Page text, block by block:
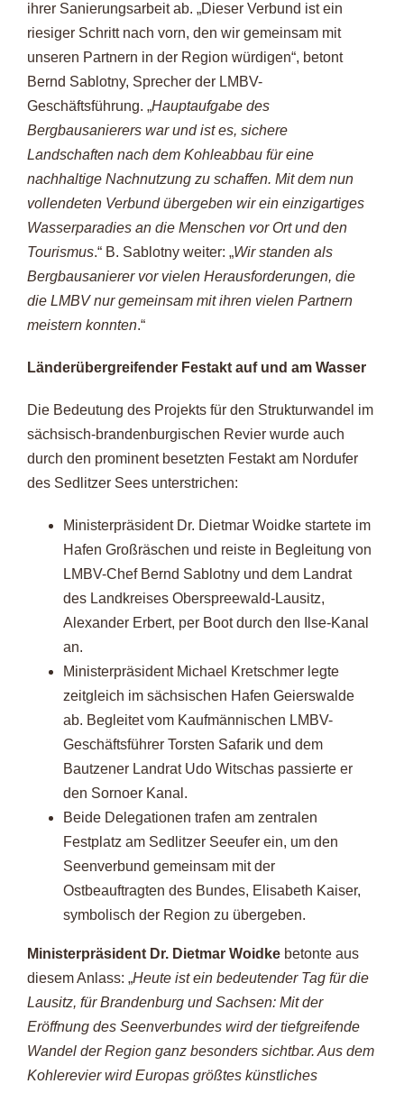
ihrer Sanierungsarbeit ab. „Dieser Verbund ist ein
riesiger Schritt nach vorn, den wir gemeinsam mit
unseren Partnern in der Region würdigen“, betont
Bernd Sablotny, Sprecher der LMBV-
Geschäftsführung. „Hauptaufgabe des
Bergbausanierers war und ist es, sichere
Landschaften nach dem Kohleabbau für eine
nachhaltige Nachnutzung zu schaffen. Mit dem nun
vollendeten Verbund übergeben wir ein einzigartiges
Wasserparadies an die Menschen vor Ort und den
Tourismus.“ B. Sablotny weiter: „Wir standen als
Bergbausanierer vor vielen Herausforderungen, die
die LMBV nur gemeinsam mit ihren vielen Partnern
meistern konnten.“
Länderübergreifender Festakt auf und am Wasser
Die Bedeutung des Projekts für den Strukturwandel im
sächsisch-brandenburgischen Revier wurde auch
durch den prominent besetzten Festakt am Nordufer
des Sedlitzer Sees unterstrichen:
Ministerpräsident Dr. Dietmar Woidke startete im
Hafen Großräschen und reiste in Begleitung von
LMBV-Chef Bernd Sablotny und dem Landrat
des Landkreises Oberspreewald-Lausitz,
Alexander Erbert, per Boot durch den Ilse-Kanal
an.
Ministerpräsident Michael Kretschmer legte
zeitgleich im sächsischen Hafen Geierswalde
ab. Begleitet vom Kaufmännischen LMBV-
Geschäftsführer Torsten Safarik und dem
Bautzener Landrat Udo Witschas passierte er
den Sornoer Kanal.
Beide Delegationen trafen am zentralen
Festplatz am Sedlitzer Seeufer ein, um den
Seenverbund gemeinsam mit der
Ostbeauftragten des Bundes, Elisabeth Kaiser,
symbolisch der Region zu übergeben.
Ministerpräsident Dr. Dietmar Woidke betonte aus
diesem Anlass: „Heute ist ein bedeutender Tag für die
Lausitz, für Brandenburg und Sachsen: Mit der
Eröffnung des Seenverbundes wird der tiefgreifende
Wandel der Region ganz besonders sichtbar. Aus dem
Kohlerevier wird Europas größtes künstliches